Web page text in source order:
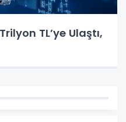
TL’ye Ulaştı,